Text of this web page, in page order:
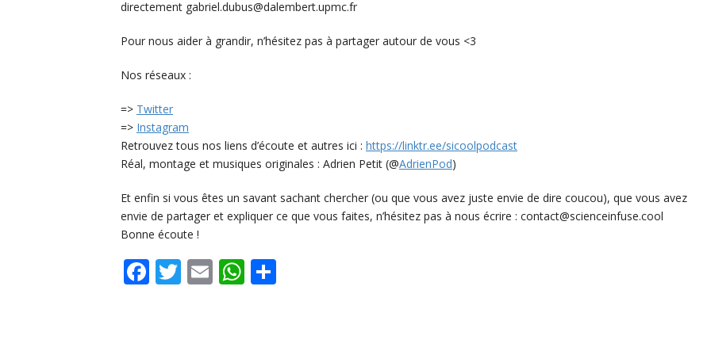
directement gabriel.dubus@dalembert.upmc.fr
Pour nous aider à grandir, n’hésitez pas à partager autour de vous <3
Nos réseaux :
=> Twitter
=> Instagram
Retrouvez tous nos liens d’écoute et autres ici : https://linktr.ee/sicoolpodcast
Réal, montage et musiques originales : Adrien Petit (@AdrienPod)
Et enfin si vous êtes un savant sachant chercher (ou que vous avez juste envie de dire coucou), que vous avez
envie de partager et expliquer ce que vous faites, n’hésitez pas à nous écrire : contact@scienceinfuse.cool
Bonne écoute !
Facebook
Twitter
EmailWhatsApp